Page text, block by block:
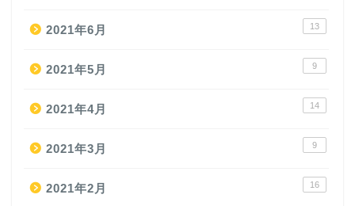
2021年6月 13
2021年5月 9
2021年4月 14
2021年3月 9
2021年2月 16